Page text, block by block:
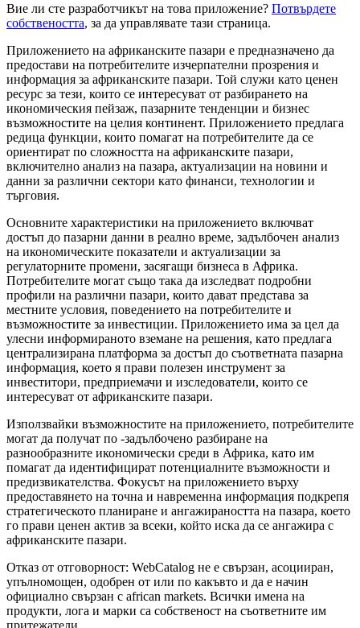
Вие ли сте разработчикът на това приложение? Потвърдете
собствеността, за да управлявате тази страница.
Приложението на африканските пазари е предназначено да
предостави на потребителите изчерпателни прозрения и
информация за африканските пазари. Той служи като ценен
ресурс за тези, които се интересуват от разбирането на
икономическия пейзаж, пазарните тенденции и бизнес
възможностите на целия континент. Приложението предлага
редица функции, които помагат на потребителите да се
ориентират по сложността на африканските пазари,
включително анализ на пазара, актуализации на новини и
данни за различни сектори като финанси, технологии и
търговия.
Основните характеристики на приложението включват
достъп до пазарни данни в реално време, задълбочен анализ
на икономическите показатели и актуализации за
регулаторните промени, засягащи бизнеса в Африка.
Потребителите могат също така да изследват подробни
профили на различни пазари, които дават представа за
местните условия, поведението на потребителите и
възможностите за инвестиции. Приложението има за цел да
улесни информираното вземане на решения, като предлага
централизирана платформа за достъп до съответната пазарна
информация, което я прави полезен инструмент за
инвеститори, предприемачи и изследователи, които се
интересуват от африканските пазари.
Използвайки възможностите на приложението, потребителите
могат да получат по -задълбочено разбиране на
разнообразните икономически среди в Африка, като им
помагат да идентифицират потенциалните възможности и
предизвикателства. Фокусът на приложението върху
предоставянето на точна и навременна информация подкрепя
стратегическото планиране и ангажираността на пазара, което
го прави ценен актив за всеки, който иска да се ангажира с
африканските пазари.
Отказ от отговорност: WebCatalog не е свързан, асоцииран,
упълномощен, одобрен от или по какъвто и да е начин
официално свързан с african markets. Всички имена на
продукти, лога и марки са собственост на съответните им
притежатели.